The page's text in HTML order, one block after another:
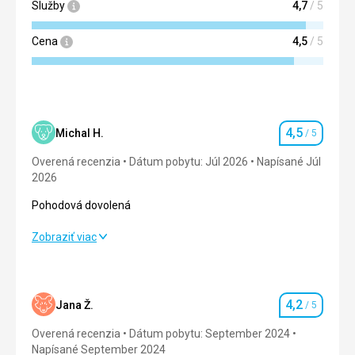
Služby 4,7 / 5
Cena 4,5 / 5
Michal H. Hodnotenie
4,5 / 5
Overená recenzia Dátum pobytu: Júl 2026
Napísané Júl
2026
Pohodová dovolená
Pohodová dovolená
Ubytovanie 3,0/ 5
Okolie 4,0
Zobraziť viac
Jana Ž. Hodnotenie
4,2 / 5
Overená recenzia
Dátum pobytu: September 2024
Napísané September 2024